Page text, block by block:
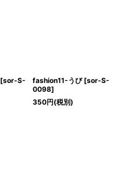
[sor-S-
fashion11-うび [sor-S-
0098]
350円(税別)